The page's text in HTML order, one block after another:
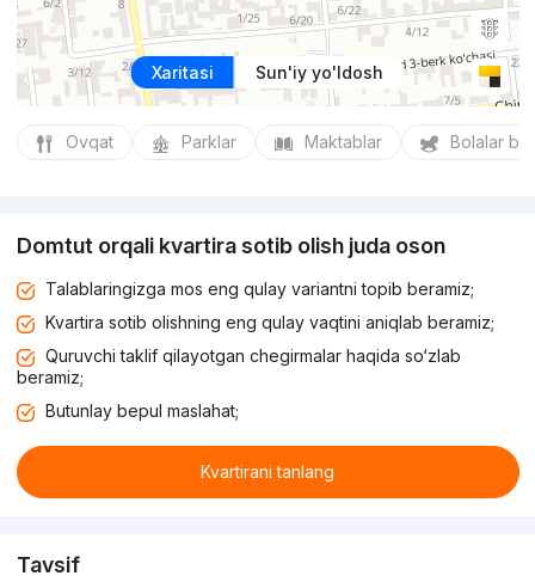
Xaritasi Sun'iy yo'ldosh
Ovqat Parklar Maktablar Bolalar
Domtut orqali kvartira sotib olish juda oson
Talablaringizga mos eng qulay variantni topib beramiz;
Kvartira sotib olishning eng qulay vaqtini aniqlab beramiz;
Quruvchi taklif qilayotgan chegirmalar haqida so‘zlab
beramiz;
Butunlay bepul maslahat;
Kvartirani tanlang
Tavsif